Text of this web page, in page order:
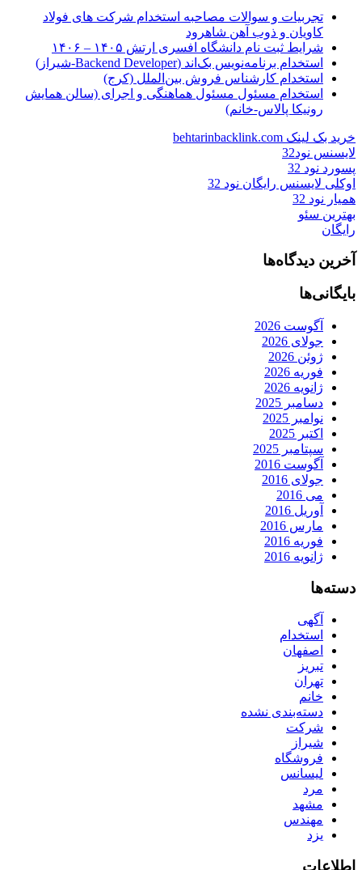
تجربیات و سوالات مصاحبه استخدام شرکت های فولاد
کاویان و ذوب آهن شاهرود
شرایط ثبت نام دانشگاه افسری ارتش ۱۴۰۵ – ۱۴۰۶
استخدام برنامه‌نویس بک‌اند (Backend Developer-شیراز)
استخدام کارشناس فروش بین‌الملل (کرج)
استخدام مسئول مسئول هماهنگی و اجرای (سالن همایش
رونیکا پالاس-خانم)
خرید بک لینک behtarinbacklink.com
لایسنس نود32
پسورد نود 32
اوکلی لایسنس رایگان نود 32
همیار نود 32
بهترین سئو
رایگان
آخرین دیدگاه‌ها
بایگانی‌ها
آگوست 2026
جولای 2026
ژوئن 2026
فوریه 2026
ژانویه 2026
دسامبر 2025
نوامبر 2025
اکتبر 2025
سپتامبر 2025
آگوست 2016
جولای 2016
می 2016
آوریل 2016
مارس 2016
فوریه 2016
ژانویه 2016
دسته‌ها
آگهی
استخدام
اصفهان
تبریز
تهران
خانم
دسته‌بندی نشده
شرکت
شیراز
فروشگاه
لیسانس
مرد
مشهد
مهندس
یزد
اطلاعات